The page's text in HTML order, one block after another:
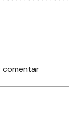
comentar